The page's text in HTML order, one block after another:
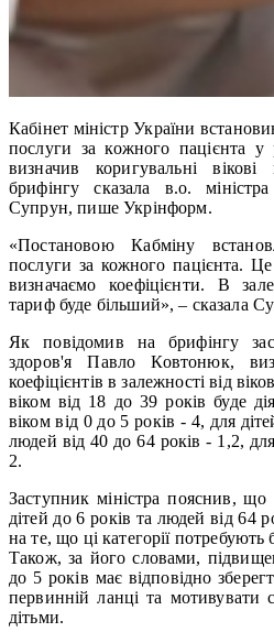
Кабінет міністр України
послуги за кожного пацієнта у
визначив коригувальні
брифінгу сказала в.о.
Супрун, пише Укрінформ.
«Постановою Кабміну
послуги за кожного пацієнта.
визначаємо коефіцієнти. В
тариф буде більший», – сказала
Як повідомив на брифінгу
здоров'я Павло Ковтонюк,
коефіцієнтів в залежності від
віком від 18 до 39 років буде
віком від 0 до 5 років - 4, для
людей від 40 до 64 років - 1,2,
2.
Заступник міністра пояснив, що
дітей до 6 років та людей від 64
на те, що ці категорії потребують
Також, за його словами,
до 5 років має відповідно
первинній ланці та мотивувати
дітьми.